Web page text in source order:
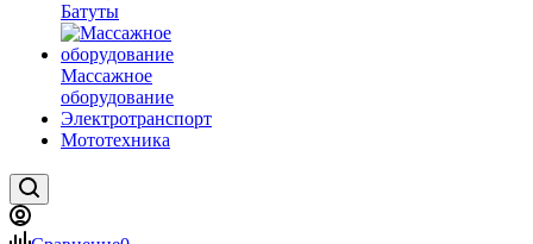
Батуты
Массажное
оборудование
Электротранспорт
Мототехника